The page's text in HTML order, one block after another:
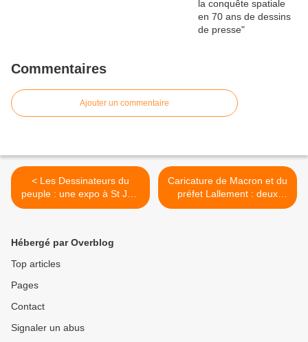
Commentaires
Ajouter un commentaire
< Les Dessinateurs du
peuple : une expo à St Just
Le Martel et un livre (vidéo)
Caricature de Macron et du
préfet Lallement : deux
"gilets jaunes" relaxés >
Hébergé par Overblog
Top articles
Pages
Contact
Signaler un abus